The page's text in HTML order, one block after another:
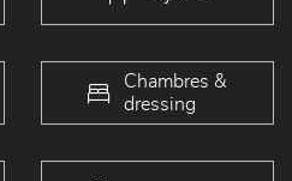
Chambres &
dressing